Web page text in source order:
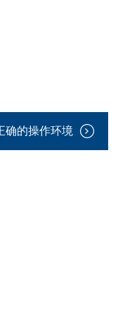
确的操作环境